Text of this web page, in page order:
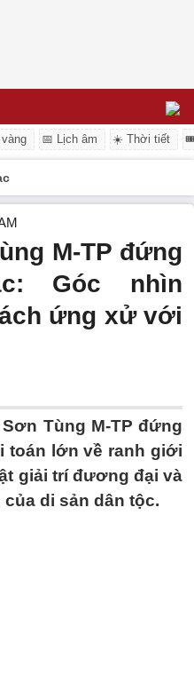
📅 Lịch âm ☀️ Thời tiết
M-TP đứng
Góc nhìn
ứng xử với
Tùng M-TP đứng
toán lớn về ranh giới
giải trí đương đại và
di sản dân tộc.